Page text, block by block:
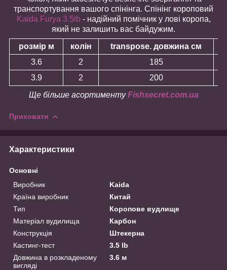
транспортування вашого спінінга. Спінінг короповий
Kaida Furya 3.5lb- надійний помічник у лові коропа,
який не залишить вас байдужим.
розмір м
колін transpose. довжина см
3.6
2
185
3.9
2
200
Ще більше асортименту Fishsecret.com.ua
Приховати
Характеристики
Основні
Виробник
Kaida
Країна виробник
Китай
Тип
Коропове вудлище
Матеріал вудилища
Карбон
Конструкція
Штекерна
Кастинг-тест
3.5 lb
Довжина в розкладеному
вигляді
3.6 м